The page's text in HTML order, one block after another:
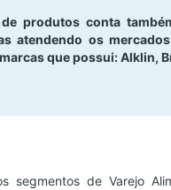
produtos conta
atendendo os
que possui: Alklin,
segmentos de Varejo